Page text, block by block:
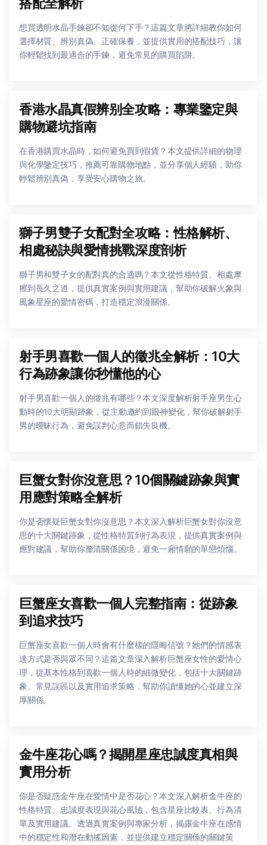
想買透明水晶手鍊卻不知從何下手？這篇文章將詳細教你如何
選擇材質、辨別真偽、正確保養，並提供實用的搭配技巧，讓
你輕鬆找到最適合的手鍊，避免常見的購買陷阱。
香港水晶真假辨别全攻略：專業鑒定與
購物避坑指南
在香港購買水晶時，如何避免買到假貨？本文提供詳細的物理
與化學鑒定技巧，推薦可靠購物地點，並分享個人經驗，助你
輕鬆辨別真偽，享受安心購物之旅。
獅子男雙子女配對全攻略：性格解析、
相處秘訣與愛情挑戰深度剖析
獅子男和雙子女的配對真的合適嗎？本文從性格特質、相處摩
擦到長久之道，提供真實案例與實用建議，幫助你破解火象與
風象星座的愛情密碼，打造穩定浪漫關係。
射手男喜歡一個人的徵兆全解析：10大
行為跡象讓你秒懂他的心
射手男喜歡一個人的徵兆有哪些？本文深度解析射手座男生心
動時的10大明顯跡象，從主動邀約到眼神變化，幫你破解射手
男的曖昧行為，避免誤判心意而錯失良機。
巨蟹女對你沒意思？10個關鍵跡象與實
用應對策略全解析
你是否懷疑巨蟹女對你沒意思？本文深入解析巨蟹女對你沒意
思的十大關鍵跡象，從性格特質到行為表現，提供真實案例與
應對建議，幫助你釐清關係困境，避免一廂情願的單戀煩惱。
巨蟹座女喜歡一個人完整指南：從跡象
到追求技巧
巨蟹座女喜歡一個人時會有什麼樣的隱晦信號？她們的情感表
達方式是否與眾不同？這篇文章深入解析巨蟹座女性的愛情心
理，從基本性格到喜歡一個人時的細微變化，包括十大關鍵跡
象、常見誤區以及實用追求策略，幫助你讀懂她的心並建立深
厚關係。
金牛座花心嗎？揭開星座忠誠度真相與
實用分析
你是否疑惑金牛座在愛情中是否花心？本文深入解析金牛座的
性格特質、忠誠度表現與花心風險，包含星座比較表、行為清
單及實用建議。透過真實案例與專家分析，揭露金牛座在感情
中的穩定性和潛在動搖因素，並提供建立穩定關係的關鍵策